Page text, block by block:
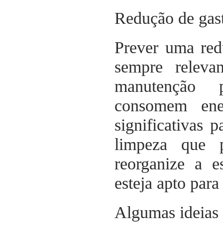
Redução de
Prever uma
sempre
manutenção
consomem
significativas
limpeza que
reorganize a
esteja apto
Algumas